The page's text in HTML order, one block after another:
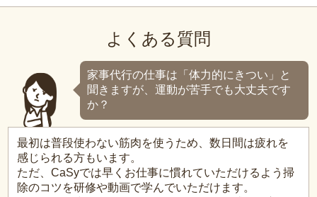
よくある質問
家事代行の仕事は「体力的にきつい」と
聞きますが、運動が苦手でも大丈夫です
か？
最初は普段使わない筋肉を使うため、数日間は疲れを
感じられる方もいます。
ただ、CaSyでは早くお仕事に慣れていただけるよう掃
除のコツを研修や動画で学んでいただけます。